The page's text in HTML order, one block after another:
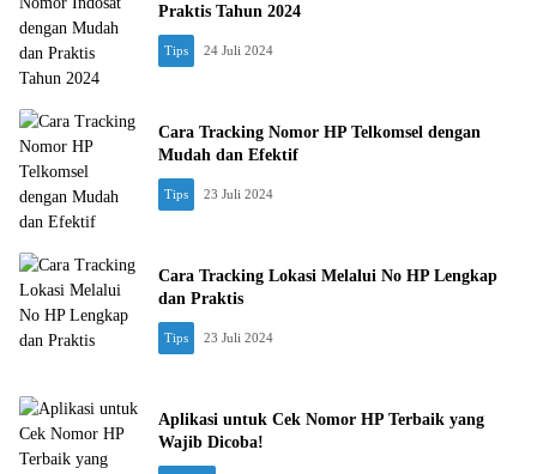
Praktis Tahun 2024
Tips 24 Juli 2024
Cara Tracking Nomor HP Telkomsel dengan
Mudah dan Efektif
Tips 23 Juli 2024
Cara Tracking Lokasi Melalui No HP Lengkap
dan Praktis
Tips 23 Juli 2024
Aplikasi untuk Cek Nomor HP Terbaik yang
Wajib Dicoba!